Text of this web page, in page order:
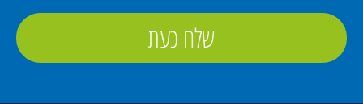
שלח כעת